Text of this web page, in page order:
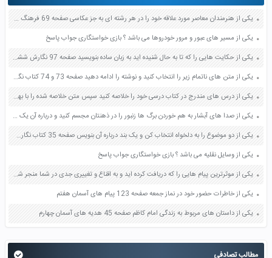
یکی از هنرمندان معاصر مورد علاقه خود را در هر رشته ای به جز عکاسی صفحه 69 فرهنگ و هنر نهم
یکی از مسیر های عبور و مرور خودروها می باشد ؟ بازی خواستگاری جواب پاسخ
یکی از حکایت هایی را که تا به حال شنیده اید به زبان ساده بنویسید صفحه 97 نگارش ششم دبستان
یکی از متن های ناتمام زیر را انتخاب کنید و نوشته را ادامه دهید صفحه 73 و 74 کتاب نگارش فارسی پنجم دبستان
یکی از درس های مندرج در کتاب درسی خود را خلاصه کنید سپس متن خلاصه شده را با بهره گیری از روش های دسته بندی نمودار جدول نقشه مفهومی نشان دهید صفحه 118 نگارش یازدهم
یکی از صدا های آبشار به هم خوردن برگ ها زنبور را در ذهنتان مجسم کنید و درباره آن یک بند بنویسید صفحه 11 نگارش پنجم
یکی از دو موضوع را به دلخواه انتخاب کن و یک بند درباره آن بنویس صفحه 35 کتاب نگارش فارسی سوم
یکی از وسایل نقلیه می باشد ؟ بازی خواستگاری جواب پاسخ
یکی از موثرترین پیام هایی را که دریافت کرده اید و به اقناع و تغییری جدی در شما منجر شده است برسی کنید و علت این تاثیر گذاری قابل توجه را بنویسید صفحه 52 تفکر و سواد رسانه ای دهم
یکی از خاطرات حضور خود در نماز جمعه صفحه 123 پیام های آسمان هفتم
یکی از داستان های مربوط به زندگی امام کاظم صفحه 45 هدیه های آسمان چهارم
مطالب تصادفی